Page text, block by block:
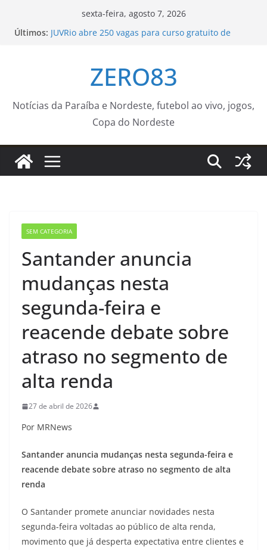
sexta-feira, agosto 7, 2026
Últimos: JUVRio abre 250 vagas para curso gratuito de
Polícia Federal indicia 16 pessoas por queda de
avião da Voepass
experiências no Forcult Sudeste – IFSP
Seinfra finaliza semana com operação tapa-
buraco e outros serviços de manutenção em 53
Novo curso no Qualifica Guará – Prefeitura
Estância Turística Guaratinguetá
ZERO83
Notícias da Paraíba e Nordeste, futebol ao vivo, jogos,
Copa do Nordeste
SEM CATEGORIA
Santander anuncia
mudanças nesta
segunda-feira e
reacende debate sobre
atraso no segmento de
alta renda
27 de abril de 2026
Por MRNews
Santander anuncia mudanças nesta segunda-feira e
reacende debate sobre atraso no segmento de alta
renda
O Santander promete anunciar novidades nesta
segunda-feira voltadas ao público de alta renda,
movimento que já desperta expectativa entre clientes e